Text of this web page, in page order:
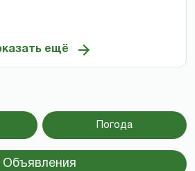
ещё
Погода
Объявления